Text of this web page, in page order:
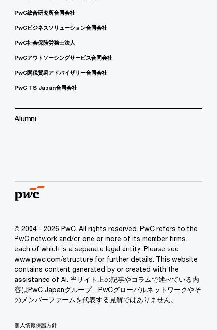
PwC総合研究所合同会社
PwCビジネスソリューション合同会社
PwC社会保険労務士法人
PwCアウトソーシングサービス合同会社
PwC関税貿易アドバイザリー合同会社
PwC TS Japan合同会社
Alumni
© 2004 - 2026 PwC. All rights reserved. PwC refers to the
PwC network and/or one or more of its member firms,
each of which is a separate legal entity. Please see
www.pwc.com/structure for further details. This website
contains content generated by or created with the
assistance of AI. 当サイト上の記事やコラムで述べている内
容はPwC Japanグループ、PwCグローバルネットワークやそ
のメンバーファームを代表する見解ではありません。
個人情報保護方針